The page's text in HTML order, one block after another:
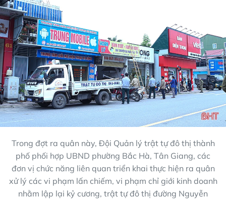
Trong đợt ra quân này, Đội Quản lý trật tự đô thị thành
phố phối hợp UBND phường Bắc Hà, Tân Giang, các
đơn vị chức năng liên quan triển khai thực hiện ra quân
xử lý các vi phạm lấn chiếm, vi phạm chỉ giới kinh doanh
nhằm lập lại kỷ cương, trật tự đô thị đường Nguyễn